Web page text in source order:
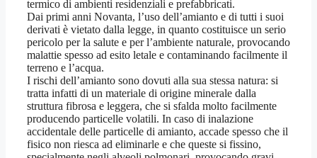
termico di ambienti residenziali e prefabbricati.
Dai primi anni Novanta, l’uso dell’amianto e di tutti i suoi
derivati è vietato dalla legge, in quanto costituisce un serio
pericolo per la salute e per l’ambiente naturale, provocando
malattie spesso ad esito letale e contaminando facilmente il
terreno e l’acqua.
I rischi dell’amianto sono dovuti alla sua stessa natura: si
tratta infatti di un materiale di origine minerale dalla
struttura fibrosa e leggera, che si sfalda molto facilmente
producendo particelle volatili. In caso di inalazione
accidentale delle particelle di amianto, accade spesso che il
fisico non riesca ad eliminarle e che queste si fissino,